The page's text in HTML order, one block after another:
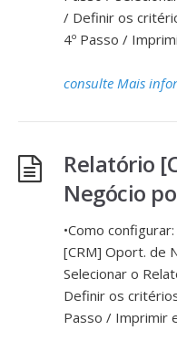
/ Definir os
4º Passo /
consulte Mais
Relatório
Negócio
•Como
[CRM] Oport. de
Selecionar o
Definir os
Passo / Imprimir